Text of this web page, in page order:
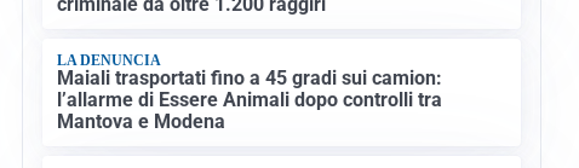
LA DENUNCIA
Maiali trasportati fino a 45 gradi sui camion:
l’allarme di Essere Animali dopo controlli tra
Mantova e Modena